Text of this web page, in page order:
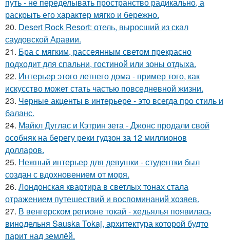
раскрыть его характер мягко и бережно.
20. Desert Rock Resort: отель, выросший из скал
саудовской Аравии.
21. Бра с мягким, рассеянным светом прекрасно
подходит для спальни, гостиной или зоны отдыха.
22. Интерьер этого летнего дома - пример того, как
искусство может стать частью повседневной жизни.
23. Черные акценты в интерьере - это всегда про стиль и
баланс.
24. Майкл Дуглас и Кэтрин зета - Джонс продали свой
особняк на берегу реки гудзон за 12 миллионов
долларов.
25. Нежный интерьер для девушки - студентки был
создан с вдохновением от моря.
26. Лондонская квартира в светлых тонах стала
отражением путешествий и воспоминаний хозяев.
27. В венгерском регионе токай - хедьялья появилась
винодельня Sauska Tokaj, архитектура которой будто
парит над землёй.